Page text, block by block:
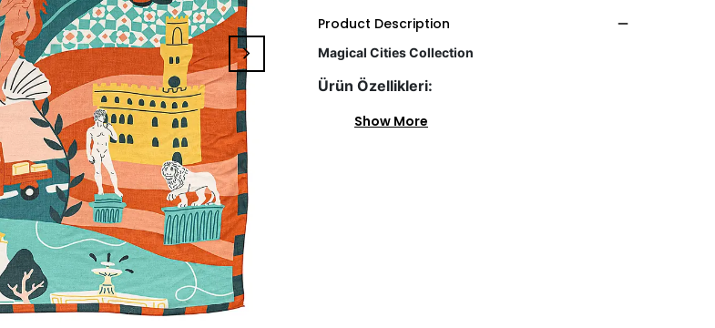
Product Description
Magical Cities Collection
Ürün Özellikleri:
Show More